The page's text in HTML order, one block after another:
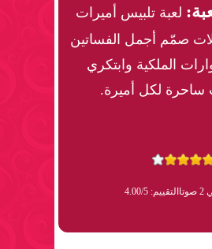
لعبة تلبيس أميرات
صمّم أجمل الفساتين
الملكية وابتكري
ساحرة لكل أميرة.
التقييم: 4.00/5